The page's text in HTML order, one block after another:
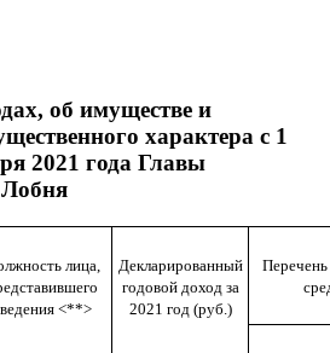
об имуществе и
характера с 1
2021 года Главы
Лобня
лица,
<**>
Декларированный
годовой доход за
2021 год (руб.)